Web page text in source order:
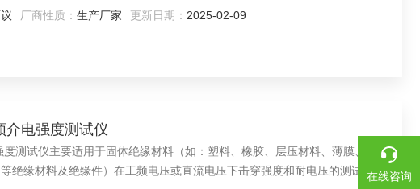
厂商性质： 生产厂家 更新日期： 2025-02-09
介电强度测试仪
测试仪主要适用于固体绝缘材料（如：塑料、橡胶、层压材料、薄膜、树
绝缘材料及绝缘件）在工频电压或直流电压下击穿强度和耐电压的测试。在线咨询